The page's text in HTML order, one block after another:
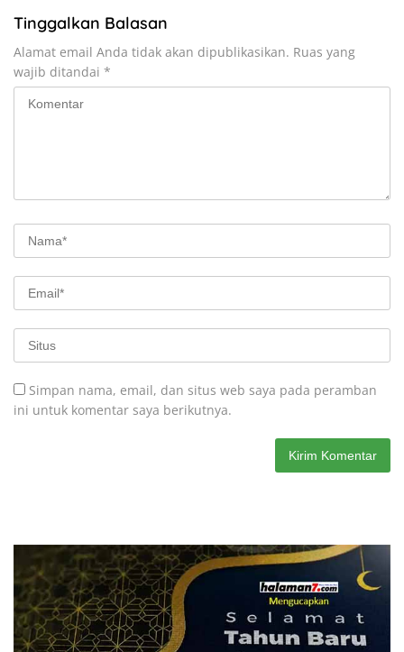
Tinggalkan Balasan
Alamat email Anda tidak akan dipublikasikan. Ruas yang
wajib ditandai *
Simpan nama, email, dan situs web saya pada peramban
ini untuk komentar saya berikutnya.